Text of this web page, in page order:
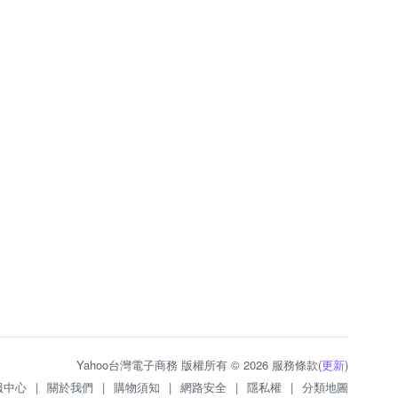
Yahoo台灣電子商務 版權所有 © 2026 服務條款(更新)
中心 | 關於我們 | 購物須知 | 網路安全 | 隱私權 | 分類地圖